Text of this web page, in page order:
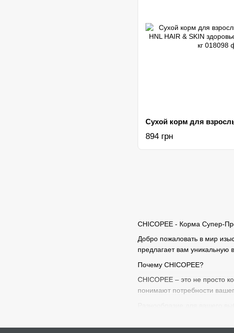
CHICOPEE - Корма Супер-
Добро пожаловать в мир
предлагает вам уникальную
Почему CHICOPEE?
CHICOPEE – это не просто
понимают потребности
894 грн